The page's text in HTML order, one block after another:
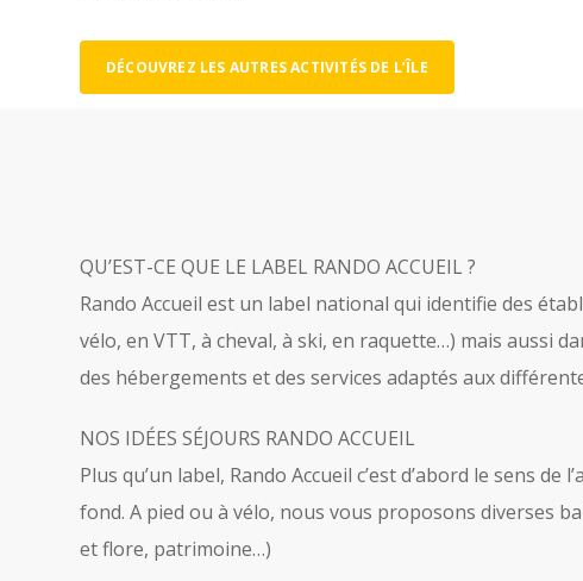
DÉCOUVREZ LES AUTRES ACTIVITÉS DE L’ÎLE
QU’EST-CE QUE LE LABEL RANDO ACCUEIL ?
Rando Accueil est un label national qui identifie des
vélo, en VTT, à cheval, à ski, en raquette…) mais aussi
des hébergements et des services adaptés aux
NOS IDÉES SÉJOURS RANDO ACCUEIL
Plus qu’un label, Rando Accueil c’est d’abord le sens
fond. A pied ou à vélo, nous vous proposons diverses
et flore, patrimoine…)